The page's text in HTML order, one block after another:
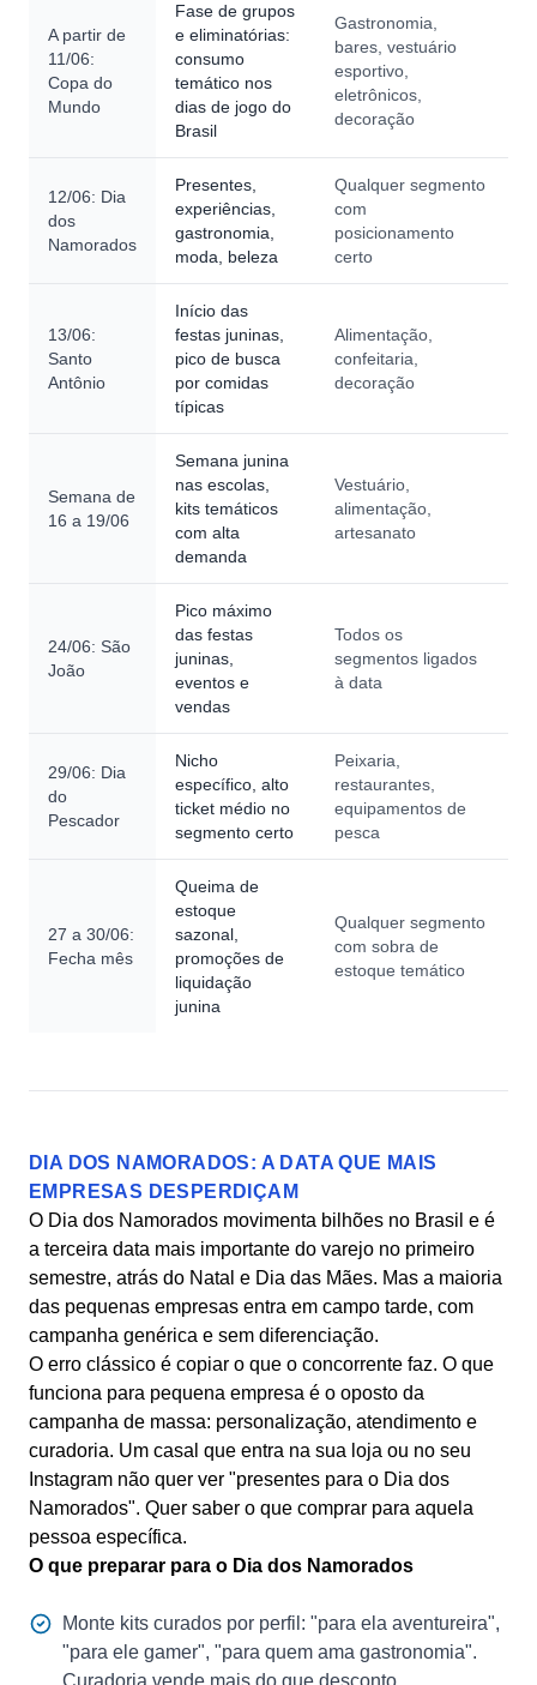
A partir de
11/06:
Copa do
Mundo
Fase de grupos
e eliminatórias:
consumo
temático nos
dias de jogo do
Brasil
Gastronomia,
bares, vestuário
esportivo,
eletrônicos,
decoração
12/06: Dia
dos
Namorados
Presentes,
experiências,
gastronomia,
moda, beleza
Qualquer segmento
com
posicionamento
certo
13/06:
Santo
Antônio
Início das
festas juninas,
pico de busca
por comidas
típicas
Alimentação,
confeitaria,
decoração
Semana de
16 a 19/06
Semana junina
nas escolas,
kits temáticos
com alta
demanda
Vestuário,
alimentação,
artesanato
24/06: São
João
Pico máximo
das festas
juninas,
eventos e
vendas
Todos os
segmentos ligados
à data
29/06: Dia
do
Pescador
Nicho
específico, alto
ticket médio no
segmento certo
Peixaria,
restaurantes,
equipamentos de
pesca
27 a 30/06:
Fecha mês
Queima de
estoque
sazonal,
promoções de
liquidação
junina
Qualquer segmento
com sobra de
estoque temático
DIA DOS NAMORADOS: A DATA QUE MAIS
EMPRESAS DESPERDIÇAM
O Dia dos Namorados movimenta bilhões no Brasil e é
a terceira data mais importante do varejo no primeiro
semestre, atrás do Natal e Dia das Mães. Mas a maioria
das pequenas empresas entra em campo tarde, com
campanha genérica e sem diferenciação.
O erro clássico é copiar o que o concorrente faz. O que
funciona para pequena empresa é o oposto da
campanha de massa: personalização, atendimento e
curadoria. Um casal que entra na sua loja ou no seu
Instagram não quer ver "presentes para o Dia dos
Namorados". Quer saber o que comprar para aquela
pessoa específica.
O que preparar para o Dia dos Namorados
Monte kits curados por perfil: "para ela aventureira",
"para ele gamer", "para quem ama gastronomia".
Curadoria vende mais do que desconto.